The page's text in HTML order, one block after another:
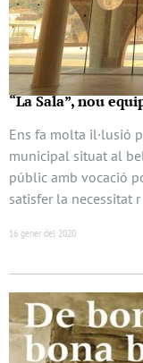
“La Sala”, nou
Ens fa molta il·lusió
municipal situat al
públic amb vocació
satisfer la necessitat
16 gener del 2020